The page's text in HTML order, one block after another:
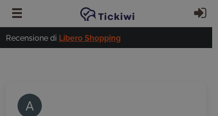
Vai al contenuto principale
Recensione di Libero Shopping